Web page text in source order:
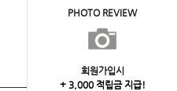
PHOTO REVIEW
회원가입시
+ 3,000 적립금 지급!